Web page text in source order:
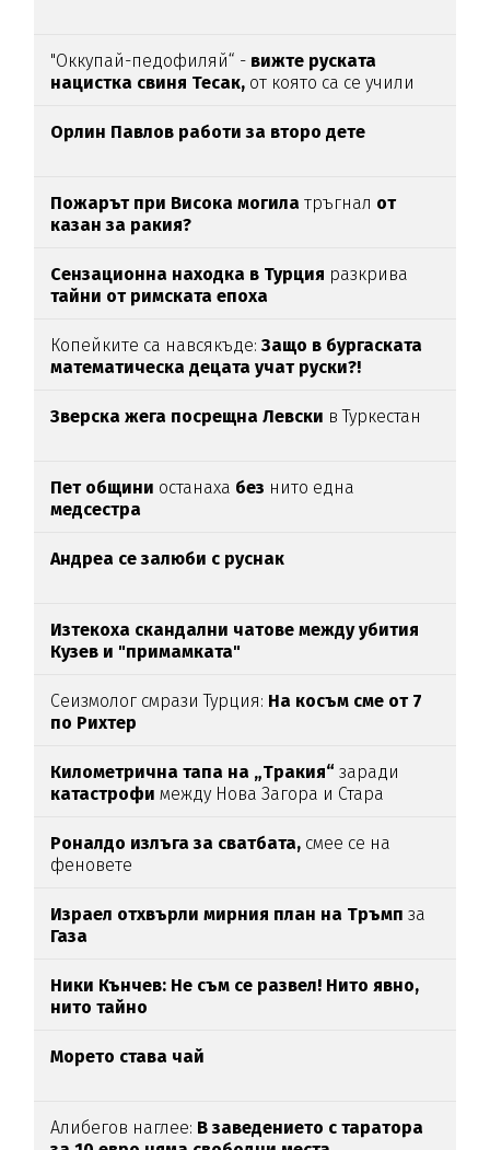
"Оккупай-педофиляй“ - вижте руската
нацистка свиня Тесак, от която са се учили
Орлин Павлов работи за второ дете
Пожарът при Висока могила тръгнал от
казан за ракия?
Сензационна находка в Турция разкрива
тайни от римската епоха
Копейките са навсякъде:Защо в бургаската
математическа децата учат руски?!
Зверска жега посрещна Левски в Туркестан
Пет общини останаха без нито една
медсестра
Андреа се залюби с руснак
Изтекоха скандални чатове между убития
Кузев и "примамката"
Сеизмолог смрази Турция: На косъм сме от 7
по Рихтер
Километрична тапа на „Тракия“ заради
катастрофи между Нова Загора и Стара
Роналдо излъга за сватбата, смее се на
феновете
Израел отхвърли мирния план на Тръмп за
Газа
Ники Кънчев: Не съм се развел! Нито явно,
нито тайно
Морето става чай
Алибегов наглее: В заведението с таратора